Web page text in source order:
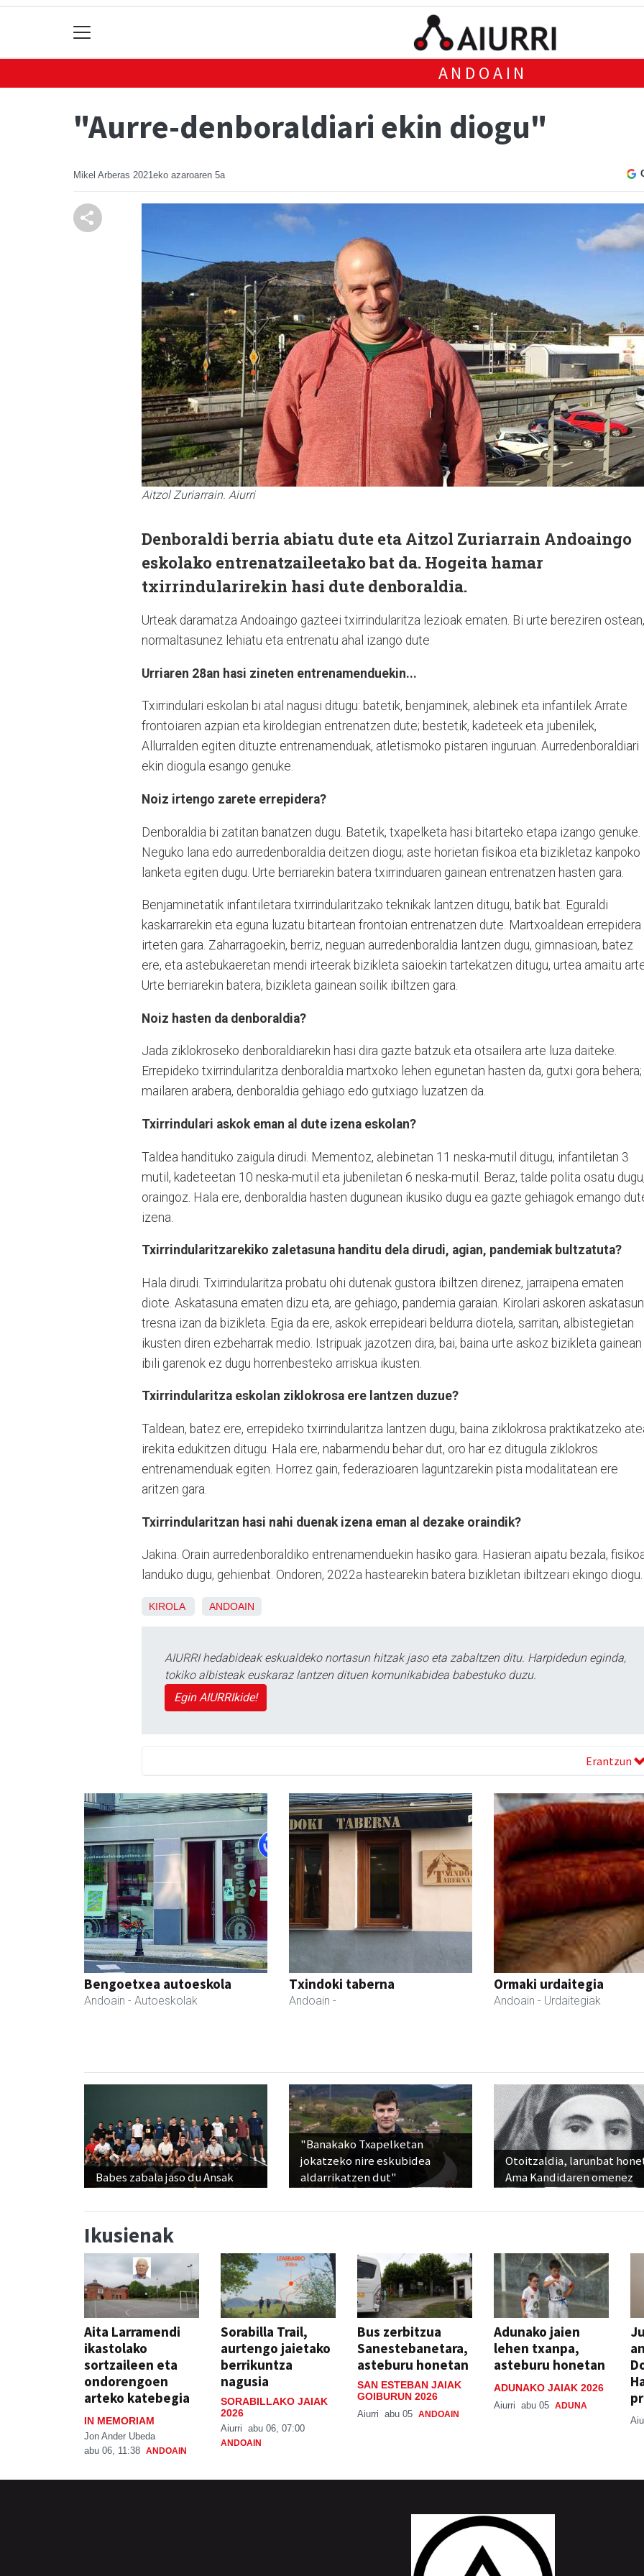
ANDOAIN
"Aurre-denboraldiari ekin diogu"
Mikel Arberas 2021eko azaroaren 5a
Aitzol Zuriarrain. Aiurri
Denboraldi berria abiatu dute eta Aitzol Zuriarrain Andoaingo
eskolako entrenatzaileetako bat da. Hogeita hamar
txirrindularirekin hasi dute denboraldia.
Urteak daramatza Andoaingo gazteei txirrindularitza lezioak ematen. Bi urte bereziren ostean,
normaltasunez lehiatu eta entrenatu ahal izango dute
Urriaren 28an hasi zineten entrenamenduekin...
Txirrindulari eskolan bi atal nagusi ditugu: batetik, benjaminek, alebinek eta infantilek Arrate
frontoiaren azpian eta kiroldegian entrenatzen dute; bestetik, kadeteek eta jubenilek,
Allurralden egiten dituzte entrenamenduak, atletismoko pistaren inguruan. Aurredenboraldiari
ekin diogula esango genuke.
Noiz irtengo zarete errepidera?
Denboraldia bi zatitan banatzen dugu. Batetik, txapelketa hasi bitarteko etapa izango genuke.
Neguko lana edo aurredenboraldia deitzen diogu; aste horietan fisikoa eta bizikletaz kanpoko
lanketa egiten dugu. Urte berriarekin batera txirrinduaren gainean entrenatzen hasten gara.
Benjaminetatik infantiletara txirrindularitzako teknikak lantzen ditugu, batik bat. Eguraldi
kaskarrarekin eta eguna luzatu bitartean frontoian entrenatzen dute. Martxoaldean errepidera
irteten gara. Zaharragoekin, berriz, neguan aurredenboraldia lantzen dugu, gimnasioan, batez
ere, eta astebukaeretan mendi irteerak bizikleta saioekin tartekatzen ditugu, urtea amaitu
Urte berriarekin batera, bizikleta gainean soilik ibiltzen gara.
Noiz hasten da denboraldia?
Jada ziklokroseko denboraldiarekin hasi dira gazte batzuk eta otsailera arte luza daiteke.
Errepideko txirrindularitza denboraldia martxoko lehen egunetan hasten da, gutxi gora behera;
mailaren arabera, denboraldia gehiago edo gutxiago luzatzen da.
Txirrindulari askok eman al dute izena eskolan?
Taldea handituko zaigula dirudi. Mementoz, alebinetan 11 neska-mutil ditugu, infantiletan 3
mutil, kadeteetan 10 neska-mutil eta jubeniletan 6 neska-mutil. Beraz, talde polita osatu
oraingoz. Hala ere, denboraldia hasten dugunean ikusiko dugu ea gazte gehiagok emango
izena.
Txirrindularitzarekiko zaletasuna handitu dela dirudi, agian, pandemiak bultzatuta?
Hala dirudi. Txirrindularitza probatu ohi dutenak gustora ibiltzen direnez, jarraipena ematen
diote. Askatasuna ematen dizu eta, are gehiago, pandemia garaian. Kirolari askoren askatasun
tresna izan da bizikleta. Egia da ere, askok errepideari beldurra diotela, sarritan, albistegietan
ikusten diren ezbeharrak medio. Istripuak jazotzen dira, bai, baina urte askoz bizikleta gainean
ibili garenok ez dugu horrenbesteko arriskua ikusten.
Txirrindularitza eskolan ziklokrosa ere lantzen duzue?
Taldean, batez ere, errepideko txirrindularitza lantzen dugu, baina ziklokrosa praktikatzeko
irekita edukitzen ditugu. Hala ere, nabarmendu behar dut, oro har ez ditugula ziklokros
entrenamenduak egiten. Horrez gain, federazioaren laguntzarekin pista modalitatean ere
aritzen gara.
Txirrindularitzan hasi nahi duenak izena eman al dezake oraindik?
Jakina. Orain aurredenboraldiko entrenamenduekin hasiko gara. Hasieran aipatu bezala,
landuko dugu, gehienbat. Ondoren, 2022a hastearekin batera bizikletan ibiltzeari ekingo diogu.
KIROLA ANDOAIN
AIURRI hedabideak eskualdeko nortasun hitzak jaso eta zabaltzen ditu. Harpidedun eginda,
tokiko albisteak euskaraz lantzen dituen komunikabidea babestuko duzu.
Egin AIURRIkide!
Erantzun
Bengoetxea autoeskola
Andoain - Autoeskolak
Txindoki taberna
Andoain -
Ormaki urdaitegia
Andoain - Urdaitegiak
Babes zabala jaso du Ansak
"Banakako Txapelketan
jokatzeko nire eskubidea
aldarrikatzen dut"
Otoitzaldia, larunbat
Ama Kandidaren omenez
Ikusienak
Aita Larramendi
ikastolako
sortzaileen eta
ondorengoen
arteko katebegia
IN MEMORIAM
Jon Ander Ubeda
abu 06, 11:38 ANDOAIN
Sorabilla Trail,
aurtengo jaietako
berrikuntza
nagusia
SORABILLAKO JAIAK
2026
Aiurri abu 06, 07:00
ANDOAIN
Bus zerbitzua
Sanestebanetara,
asteburu honetan
SAN ESTEBAN JAIAK
GOIBURUN 2026
Aiurri abu 05 ANDOAIN
Adunako jaien
lehen txanpa,
asteburu honetan
ADUNAKO JAIAK 2026
Aiurri abu 05 ADUNA